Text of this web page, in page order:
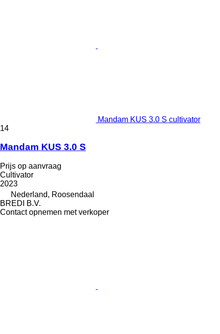
Mandam KUS 3.0 S cultivator
14
Mandam KUS 3.0 S
Prijs op aanvraag
Cultivator
2023
Nederland, Roosendaal
BREDI B.V.
Contact opnemen met verkoper